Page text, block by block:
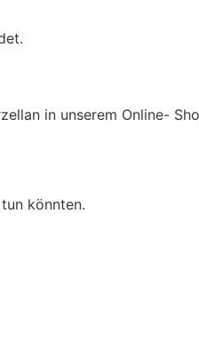
in unserem Online-
könnten.